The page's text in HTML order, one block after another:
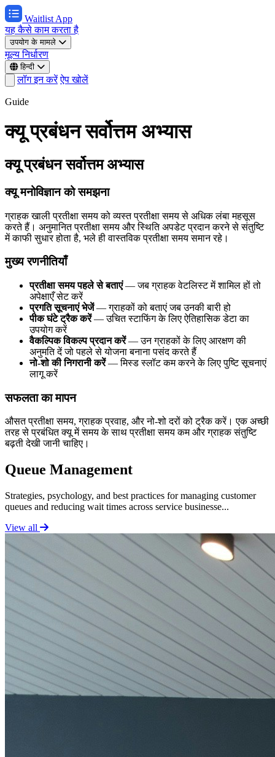
Waitlist App
यह कैसे काम करता है
उपयोग के मामले
मूल्य निर्धारण
हिन्दी
लॉग इन करें ऐप खोलें
Guide
क्यू प्रबंधन सर्वोत्तम अभ्यास
क्यू प्रबंधन सर्वोत्तम अभ्यास
क्यू मनोविज्ञान को समझना
ग्राहक खाली प्रतीक्षा समय को व्यस्त प्रतीक्षा समय से अधिक लंबा महसूस
करते हैं। अनुमानित प्रतीक्षा समय और स्थिति अपडेट प्रदान करने से संतुष्टि
में काफी सुधार होता है, भले ही वास्तविक प्रतीक्षा समय समान रहे।
मुख्य रणनीतियाँ
प्रतीक्षा समय पहले से बताएं— जब ग्राहक वेटलिस्ट में शामिल हों तो
अपेक्षाएँ सेट करें
प्रगति सूचनाएं भेजें— ग्राहकों को बताएं जब उनकी बारी हो
पीक घंटे ट्रैक करें— उचित स्टाफिंग के लिए ऐतिहासिक डेटा का
उपयोग करें
वैकल्पिक विकल्प प्रदान करें— उन ग्राहकों के लिए आरक्षण की
अनुमति दें जो पहले से योजना बनाना पसंद करते हैं
नो-शो की निगरानी करें— मिस्ड स्लॉट कम करने के लिए पुष्टि सूचनाएं
लागू करें
सफलता का मापन
औसत प्रतीक्षा समय, ग्राहक प्रवाह, और नो-शो दरों को ट्रैक करें। एक अच्छी
तरह से प्रबंधित क्यू में समय के साथ प्रतीक्षा समय कम और ग्राहक संतुष्टि
बढ़ती देखी जानी चाहिए।
Queue Management
Strategies, psychology, and best practices for managing customer
queues and reducing wait times across service businesse...
View all